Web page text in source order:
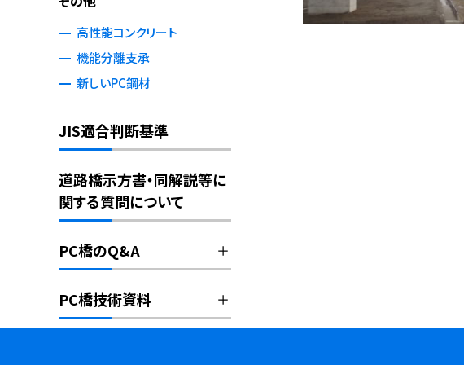
高性能コンクリート
機能分離支承
新しいPC鋼材
JIS適合判断基準
道路橋示方書・同解説等に
関する質問について
PC橋のQ&A
PC橋技術資料